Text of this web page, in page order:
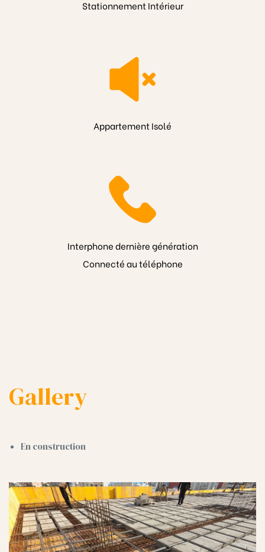
Stationnement Intérieur
Appartement Isolé
Interphone dernière génération
Connecté au téléphone
Gallery
En construction